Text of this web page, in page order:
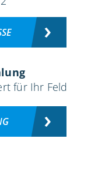
für Ihr Feld